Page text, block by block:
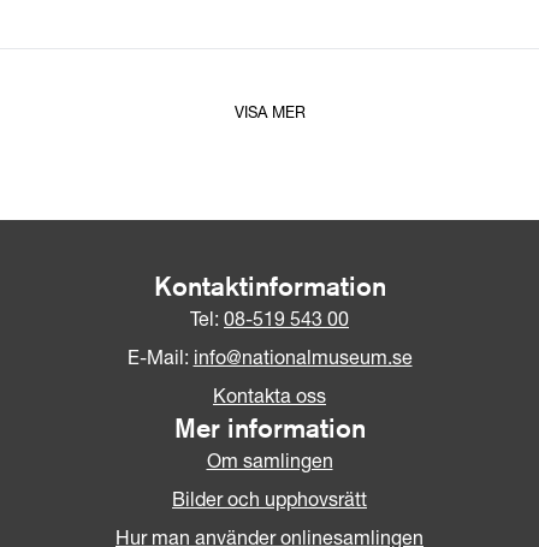
VISA MER
Kontaktinformation
Tel: 08-519 543 00
E-Mail: info@nationalmuseum.se
Kontakta oss
Mer information
Om samlingen
Bilder och upphovsrätt
Hur man använder onlinesamlingen